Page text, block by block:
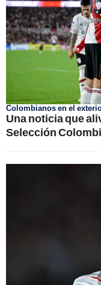
Colombianos en el
Una noticia que
Selección